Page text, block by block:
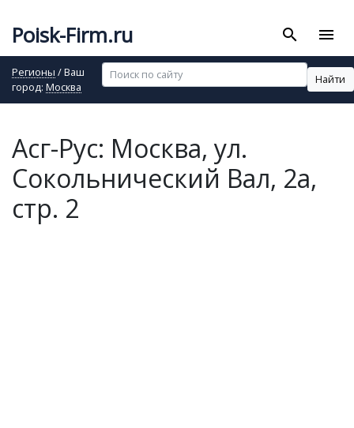
Poisk-Firm.ru search menu
Регионы / Ваш
город: Москва
Найти
Асг-Рус: Москва, ул.
Сокольнический Вал, 2а,
стр. 2